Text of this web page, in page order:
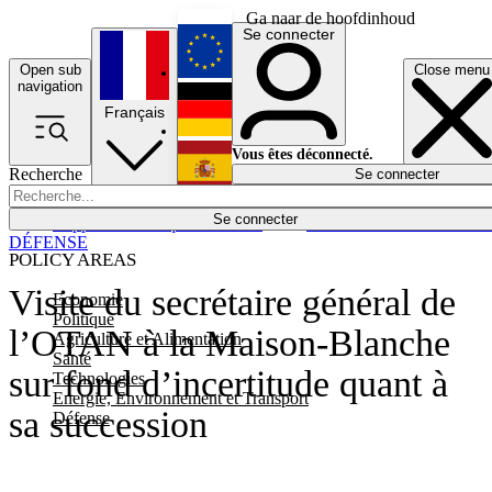
Ga naar de hoofdinhoud
Open sub
navigation
Close menu
Recherche
Se connecter
POLICY AREAS
Economie
Politique
Agriculture et Alimentation
Santé
Technologies
Energie, Environnement et Transport
Défense
Économie
Français
English
Deutsch
Español
Se connecter
Vous êtes déconnecté.
Se connecter
Visite du secrétaire général de
l’OTAN à la Maison-Blanche
sur fond d’incertitude quant à
sa succession
DÉFENSE